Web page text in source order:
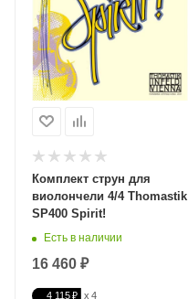
Комплект струн для
виолончели 4/4 Thomastik
SP400 Spirit!
Есть в наличии
16 460 ₽
4 115 ₽